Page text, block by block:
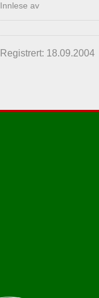
Innlese av
Registrert: 18.09.2004